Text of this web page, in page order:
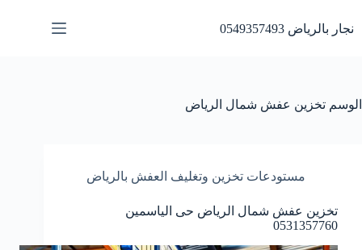
المحتوى
نجار بالرياض 0549357493
الوسم تخزين عفش شمال الرياض
مستودعات تخزين وتغليف العفش بالرياض
تخزين عفش شمال الرياض حى الياسمين
0531357760